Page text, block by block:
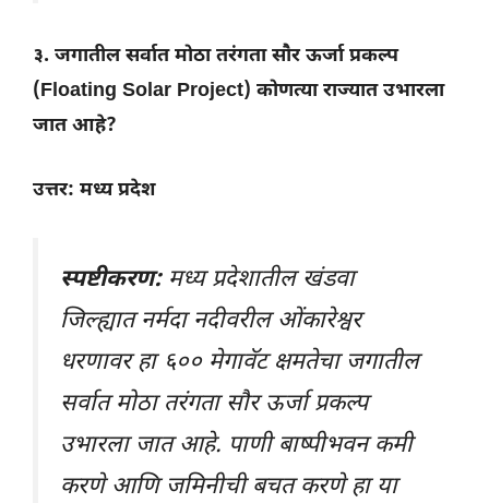
३. जगातील सर्वात मोठा तरंगता सौर ऊर्जा प्रकल्प
(Floating Solar Project) कोणत्या राज्यात उभारला
जात आहे?
उत्तर: मध्य प्रदेश
स्पष्टीकरण:मध्य प्रदेशातील खंडवा
जिल्ह्यात नर्मदा नदीवरील ओंकारेश्वर
धरणावर हा ६०० मेगावॅट क्षमतेचा जगातील
सर्वात मोठा तरंगता सौर ऊर्जा प्रकल्प
उभारला जात आहे. पाणी बाष्पीभवन कमी
करणे आणि जमिनीची बचत करणे हा या